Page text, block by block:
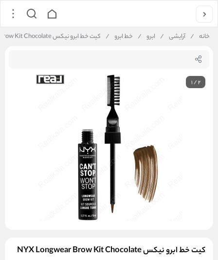
خانه / آرایشی / ابرو / خط ابرو / کیت خط ابرو نیکس NYX Longwear Brow Kit Chocolate
1/2
کیت خط ابرو نیکس NYX Longwear Brow Kit Chocolate